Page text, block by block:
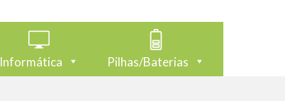
Informática Pilhas/Baterias